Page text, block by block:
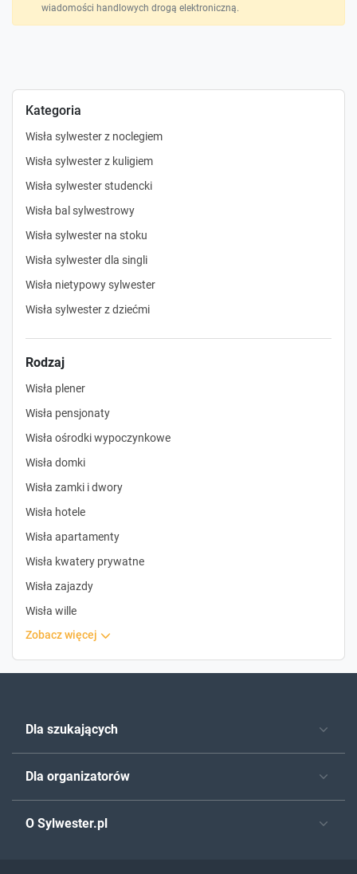
Kategoria
Wisła sylwester z noclegiem
Wisła sylwester z kuligiem
Wisła sylwester studencki
Wisła bal sylwestrowy
Wisła sylwester na stoku
Wisła sylwester dla singli
Wisła nietypowy sylwester
Wisła sylwester z dziećmi
Rodzaj
Wisła plener
Wisła pensjonaty
Wisła ośrodki wypoczynkowe
Wisła domki
Wisła zamki i dwory
Wisła hotele
Wisła apartamenty
Wisła kwatery prywatne
Wisła zajazdy
Wisła wille
zobacz więcej
wiadomości handlowych drogą elektroniczną.
Dla szukających
Dla organizatorów
O Sylwester.pl